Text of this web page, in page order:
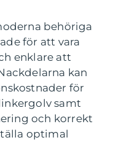
behöriga
för att vara
enklare att
kan
för
samt
och korrekt
optimal